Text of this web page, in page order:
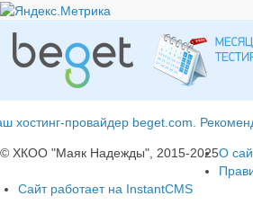
хостинг-провайдер beget.com.
© ХКОО "Маяк Надежды", 2015-2025О
Сайт работает на InstantCMS